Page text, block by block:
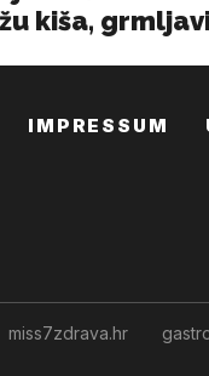
IMPRESSUM
miss7zdrava.hr